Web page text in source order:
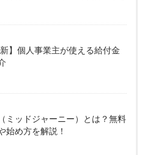
新】個人事業主が使える給付金
ミッドジャーニー）とは？無料
始め方を解説！